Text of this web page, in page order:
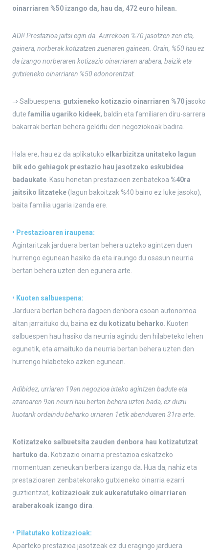
oinarriaren %50 izango da, hau da, 472 euro hilean.
ADI! Prestazioa jaitsi egin da. Aurrekoan %70 jasotzen zen eta,
gainera, norberak kotizatzen zuenaren gainean. Orain, %50 hau ez
da izango norberaren kotizazio oinarriaren arabera, baizik eta
gutxieneko oinarriaren %50 edonorentzat.
⇒ Salbuespena: gutxieneko kotizazio oinarriaren %70jasoko
dute familia ugariko kideek, baldin eta familiaren diru-sarrera
bakarrak bertan behera gelditu den negoziokoak badira.
Hala ere, hau ez da aplikatuko elkarbizitza unitateko lagun
bik edo gehiagok prestazio hau jasotzeko eskubidea
badaukate . Kasu honetan prestazioen zenbatekoa %40ra
jaitsiko litzateke (lagun bakoitzak %40 baino ez luke jasoko),
baita familia ugaria izanda ere.
• Prestazioaren iraupena:
Agintaritzak jarduera bertan behera uzteko agintzen duen
hurrengo egunean hasiko da eta iraungo du osasun neurria
bertan behera uzten den egunera arte.
• Kuoten salbuespena:
Jarduera bertan behera dagoen denbora osoan autonomoa
altan jarraituko du, baina ez du kotizatu beharko . Kuoten
salbuespen hau hasiko da neurria agindu den hilabeteko lehen
egunetik, eta amaituko da neurria bertan behera uzten den
hurrengo hilabeteko azken egunean.
Adibidez, urriaren 19an negozioa ixteko agintzen badute eta
azaroaren 9an neurri hau bertan behera uzten bada, ez duzu
kuotarik ordaindu beharko urriaren 1etik abenduaren 31ra arte.
Kotizatzeko salbuetsita zauden denbora hau kotizatutzat
hartuko da. Kotizazio oinarria prestazioa eskatzeko
momentuan zeneukan berbera izango da. Hua da, nahiz eta
prestazioaren zenbatekorako gutxieneko oinarria ezarri
guztientzat, kotizazioak zuk aukeratutako oinarriaren
araberakoak izango dira
• Pilatutako kotizazioak:
Aparteko prestazioa jasotzeak ez du eragingo jarduera